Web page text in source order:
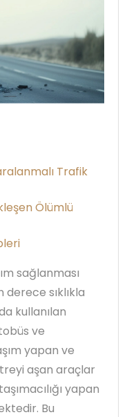
Trafik
Ölümlü
sağlanması
sıklıkla
kullanılan
ve
yapan ve
aşan araçlar
yapan
Bu